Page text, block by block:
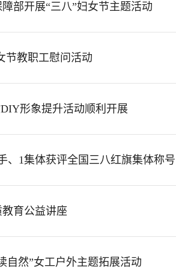
部开展“三八”妇女节主题活动
节教职工慰问活动
形象提升活动顺利开展
、1集体获评全国三八红旗集体称号
育公益讲座
自然”女工户外主题拓展活动